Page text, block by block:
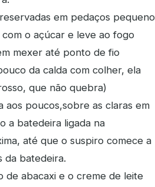
em pedaços
o açúcar e leve ao fogo
mexer até ponto de fio
da calda com colher, ela
que não quebra)
aos poucos,sobre as claras em
a batedeira ligada na
até que o suspiro comece a
da batedeira.
de abacaxi e o creme de leite